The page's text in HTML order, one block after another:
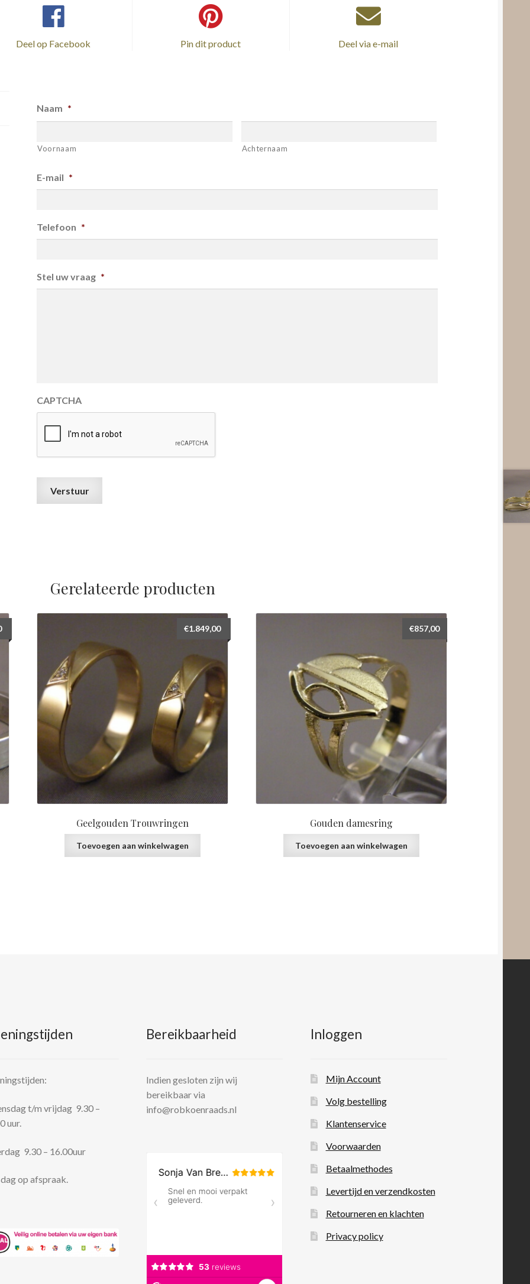
Deel op Facebook Pin dit product Deel via e-mail
Naam *
Voornaam Achternaam
E-mail *
Telefoon *
Stel uw vraag *
CAPTCHA
Gerelateerde producten
Geelgouden Trouwringen
€1.849,00
Toevoegen aan winkelwagen
Gouden damesring
€857,00
Toevoegen aan winkelwagen
t/m vrijdag 9.30 –
uur.
9.30 – 16.00uur
op afspraak.
Bereikbaarheid
Indien gesloten zijn wij
bereikbaar via
info@robkoenraads.nl
Inloggen
Mijn Account
Volg bestelling
Klantenservice
Voorwaarden
Betaalmethodes
Levertijd en verzendkosten
Retourneren en klachten
Privacy policy